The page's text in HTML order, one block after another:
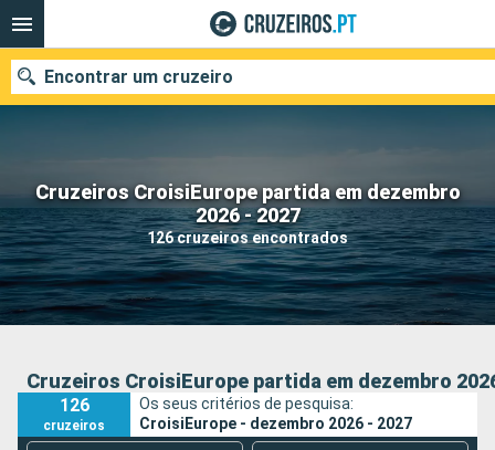
Cruzeiros CroisiEurope partida em dezembro
2026 - 2027
126 cruzeiros encontrados
Encontrar um cruzeiro
Quando ir?
Data de partida
Portos Companhias
Cruzeiros CroisiEurope partida em dezembro
126
cruzeiros
Os seus critérios de pesquisa:
CroisiEurope - dezembro 2026 - 2027